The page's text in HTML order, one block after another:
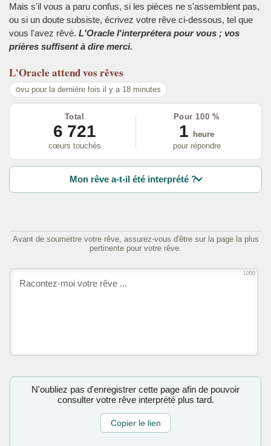
Mais s'il vous a paru confus, si les pièces ne s'assemblent pas,
ou si un doute subsiste, écrivez votre rêve ci-dessous, tel que
vous l'avez rêvé. L'Oracle l'interprétera pour vous ; vos
prières suffisent à dire merci.
L'Oracle attend vos rêves
vu pour la dernière fois il y a 18 minutes
Total
6 721
cœurs touchés
Pour 100 %
1
heure
pour répondre
Mon rêve a-t-il été interprété ?
Avant de soumettre votre rêve, assurez-vous d'être sur la page la plus
pertinente pour votre rêve.
1000
N'oubliez pas d'enregistrer cette page afin de pouvoir
consulter votre rêve interprété plus tard.
Copier le lien